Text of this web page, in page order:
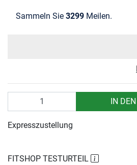
Sammeln Sie 3299 Meilen.
IN
FITSHOP TESTURTEIL
Expresszustellung